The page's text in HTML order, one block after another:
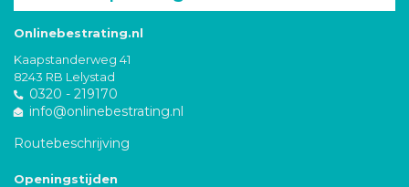
Onlinebestrating.nl
Kaapstanderweg 41
8243 RB Lelystad
0320 - 219170
info@onlinebestrating.nl
Routebeschrijving
Openingstijden